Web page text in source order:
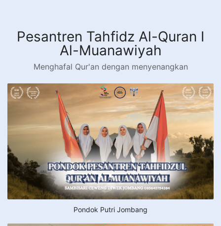
kontenPesantren Tahfidz Al-Quran I
Al-Muanawiyah
Menghafal Qur'an dengan menyenangkan
Pondok Putri Jombang